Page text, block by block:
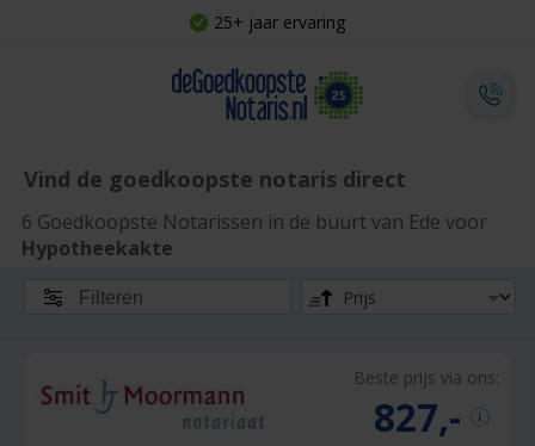
25+ jaar ervaring
Vind de goedkoopste notaris direct
6 Goedkoopste Notarissen in de buurt van Ede voor
Hypotheekakte
Filteren
Beste prijs via ons:
827,-